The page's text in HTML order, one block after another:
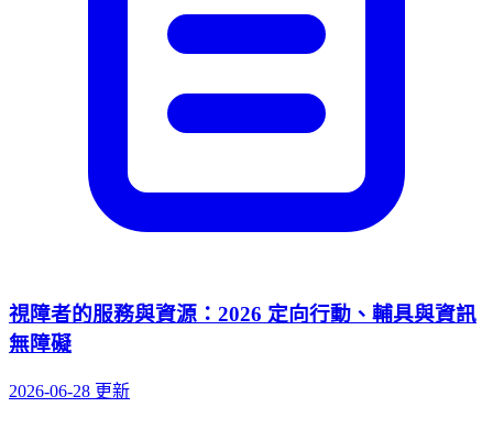
視障者的服務與資源：2026 定向行動、輔具與資訊
無障礙
2026-06-28 更新